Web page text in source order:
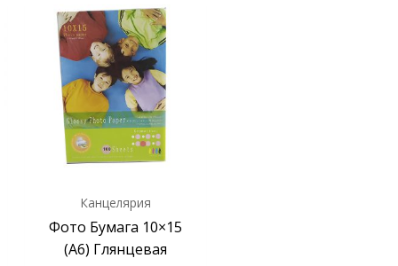
Канцелярия
Фото Бумага 10×15
(А6) Глянцевая